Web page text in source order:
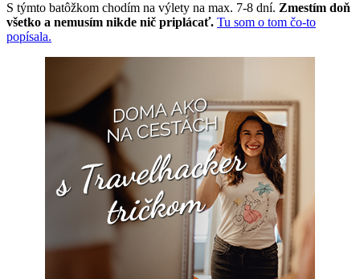
S týmto batôžkom chodím na výlety na max. 7-8 dní. Zmestím doň
všetko a nemusím nikde nič priplácať. Tu som o tom čo-to
popísala.